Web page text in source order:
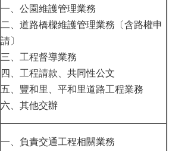
一、公園維護管理業務
二、道路橋樑維護管理業務〔含路權申
請〕
三、工程督導業務
四、工程請款、共同性公文
五、豐和里、平和里道路工程業務
六、其他交辦
一、負責交通工程相關業務